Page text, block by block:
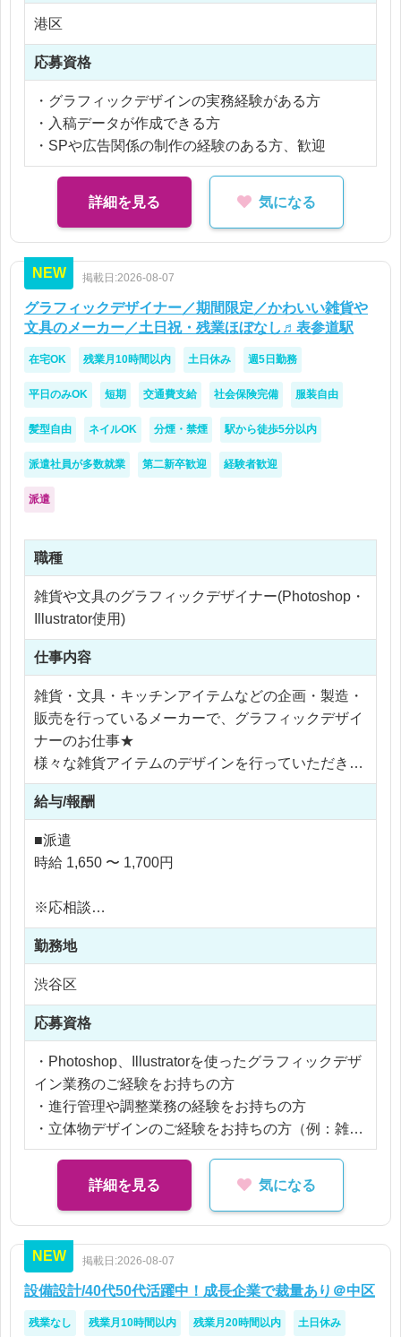
※残業代全額支給
港区
応募資格
・グラフィックデザインの実務経験がある方
・入稿データが作成できる方
・SPや広告関係の制作の経験のある方、歓迎
詳細を見る 気になる
NEW 掲載日:2026-08-07
グラフィックデザイナー／期間限定／かわいい雑貨や
文具のメーカー／土日祝・残業ほぼなし♬表参道駅
在宅OK 残業月10時間以内 土日休み 週5日勤務
平日のみOK 短期 交通費支給 社会保険完備 服装自由
髪型自由 ネイルOK 分煙・禁煙 駅から徒歩5分以内
派遣社員が多数就業 第二新卒歓迎 経験者歓迎
派遣
職種
雑貨や文具のグラフィックデザイナー(Photoshop・
Illustrator使用)
仕事内容
雑貨・文具・キッチンアイテムなどの企画・製造・
販売を行っているメーカーで、グラフィックデザイ
ナーのお仕事★
様々な雑貨アイテムのデザインを行っていただきま
す！
【具体的な業務内容】
・商品企画、デザイン業務、赤字修正、色変えやレ
・見積作成、版下作成などの付随業務
・商品開発に伴う進行管理（チーム内での声がけな
ど）
・イラストの外部の方への発注や、そのスケジュー
ルのとりまとめ、上がってきたもののチェック
・簡単な検品作業（商品のクオリティチェック）
・その他、付随する事務作業
【携わる商品例】
・ステーショナリーグッズ
・ラッピング包材 等
給与/報酬
■派遣
時給 1,650 〜 1,700円
※応相談
※ご経験により優遇
※交通費支給
※残業代全額支給
勤務地
渋谷区
応募資格
・Photoshop、Illustratorを使ったグラフィックデザ
イン業務のご経験をお持ちの方
・進行管理や調整業務の経験をお持ちの方
・立体物デザインのご経験をお持ちの方（例：雑貨
やパッケージ、ノベルティ等）
詳細を見る 気になる
NEW 掲載日:2026-08-07
設備設計/40代50代活躍中！成長企業で裁量あり＠中区
残業なし 残業月10時間以内 残業月20時間以内 土日休み